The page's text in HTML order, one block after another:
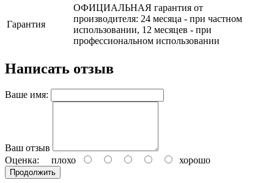
Гарантия
ОФИЦИАЛЬНАЯ гарантия от
производителя: 24 месяца - при частном
использовании, 12 месяцев - при
профессиональном использовании
Написать отзыв
Ваше имя:
Ваш отзыв
Оценка: плохо хорошо
Продолжить